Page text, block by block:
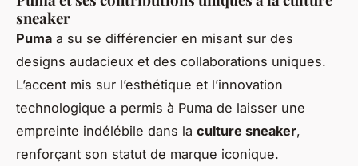
sneaker
Puma a su se différencier en misant sur des
designs audacieux et des collaborations uniques.
L’accent mis sur l’esthétique et l’innovation
technologique a permis à Puma de laisser une
empreinte indélébile dans la culture sneaker,
renforçant son statut de marque iconique.